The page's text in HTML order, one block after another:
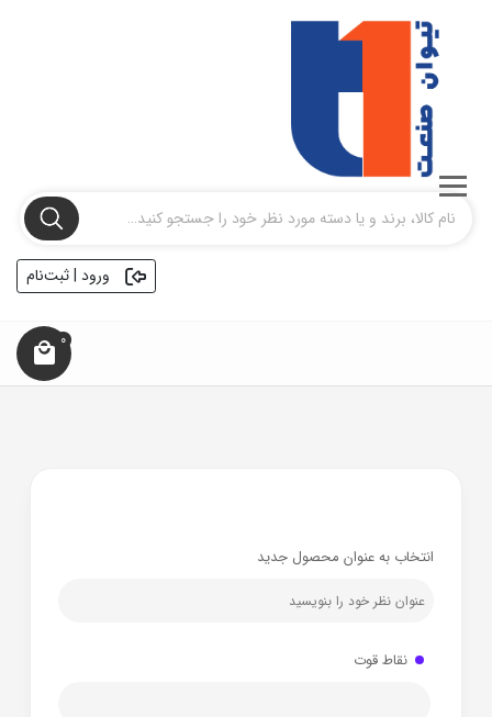
ورود | ثبت‌نام
0
انتخاب به عنوان محصول جدید
نقاط قوت